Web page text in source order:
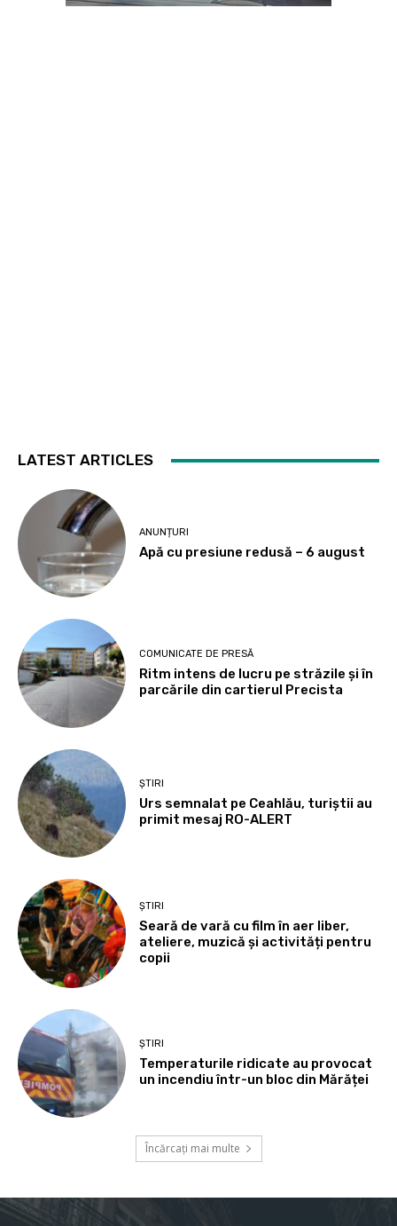
LATEST ARTICLES
ANUNȚURI
Apă cu presiune redusă – 6 august
COMUNICATE DE PRESĂ
Ritm intens de lucru pe străzile și în
parcările din cartierul Precista
ȘTIRI
Urs semnalat pe Ceahlău, turiștii au
primit mesaj RO-ALERT
ȘTIRI
Seară de vară cu film în aer liber,
ateliere, muzică și activități pentru
copii
ȘTIRI
Temperaturile ridicate au provocat
un incendiu într-un bloc din Mărăței
Încărcați mai multe